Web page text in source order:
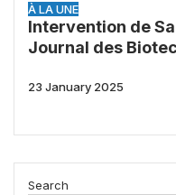
À LA UNE
Intervention de
Journal des
23 January 2025
Search